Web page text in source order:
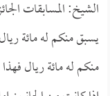
الشيخ: المسابقات
يسبق منكم له مائة
منكم له مائة ريال